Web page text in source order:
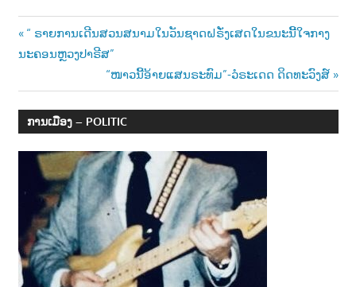
Post
navigation
Previous
Post:
“ ຣາຍການເດີນສວນສນາມໃນວັນຊາດຝຣັ່ງເສດໃນຂນະນີ້ໃຈກາງ
ນະຄອນຫຼວງປາຣີສ”
Next
Post:
“ໜາວນີ້ອ້າຍແສນຣະທົມ”-ວໍຣະເດດ ດິດທະວົງສ໌
ການເມືອງ – POLITIC